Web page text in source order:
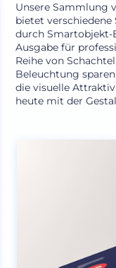
Unsere Sammlung
bietet verschiedene
durch Smartobjekt-
Ausgabe für
Reihe von
Beleuchtung
die visuelle
heute mit der